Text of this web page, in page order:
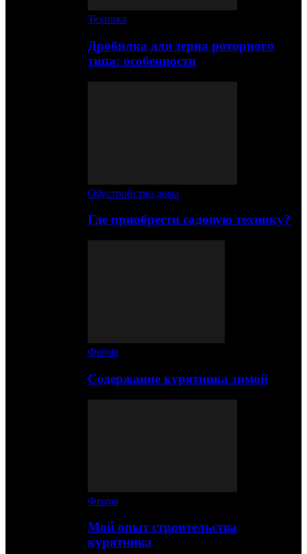
Техника
Дробилка для зерна роторного
типа: особенности
Обустройство дома
Где приобрести садовую технику?
Ферма
Содержание курятника зимой
Ферма
Мой опыт строительства
курятника